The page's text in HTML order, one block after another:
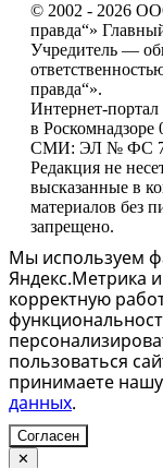
© 2002 - 2026
правда“»
Учредитель —
правда“».
Интернет-
в Роскомнадзоре
СМИ: ЭЛ № ФС
Редакция не
высказанные в
материалов без
запрещено.
Мы используем
Яндекс.Метрика
корректную
пользоваться
принимаете нашу
данных.
Согласен
✕